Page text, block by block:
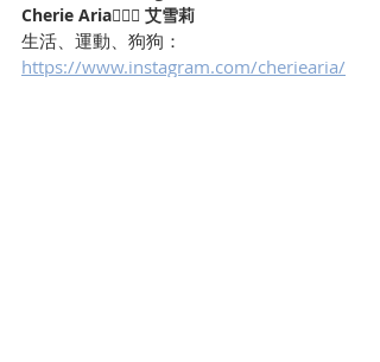
Cherie Aria🧜🏻‍♀️ 艾雪莉
生活、運動、狗狗：
https://www.instagram.com/cheriearia/